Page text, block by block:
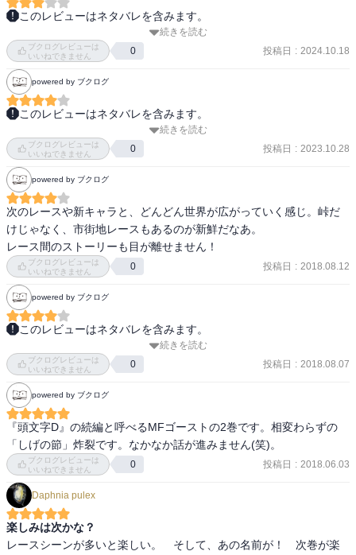
逃す。と思いきや失格が出て繰り上がりで決勝へ。
MFGはイニシャルDの進化形で公道最速理論の答えである。
決勝が始まり、夏向は14位でヤジキタ兄妹に迫る。
このレビューはネタバレを含みます。
主人公の実力を図りきれない周りが
主人公を心配し過ぎたり馬鹿にしたりするのが
イニDと同じだ。
ワンパターンでもあるし、安心感があるとも言える。
いきなりビンタを喰らわすヒロインが頭が悪過ぎてイライラする。
心配をかけられたと言って叩く理由にはならないし、
何故ホームステイ先の小娘に報告をする必要があるのか。
最低だという自覚があるのは結構だが
自分から暴力を振るっておいてピンチも何もないものだ。
ウィッグがあっても顔は丸出しで、
フルメイクで変えている感じもないのに
気づかない夏向も夏向。
本人の許しも無く本人が食べてもいない物を
しかも交換でも無く食べるのは普通に最低なのだが、
その光景を見て仲良しカップルだと思う
夏向もなかなかエキセントリックだ。
解説に小柏カイはちょっと面白い。
しかし賞品がわりに指名した女の子にキスさせるのは時代錯誤すぎ
て、本当に涼介が把握しているのだろうか。
続きを読む
ブクログレビューは
いいねできません
0 投稿日 : 2024.10.18
powered by ブクログ
このレビューはネタバレを含みます。
おぉギリギリで抜かれるのかってことは。。。そうだよね、失格者
だね。
目の前で引っ叩くのか、流石に気がつくだろうと思うけど、メイク
とかで印象が全然違うって設定らしい。
レースクイーンの存在自体はまだありえるかなっておもうけど、お
尻ズームアップとかセクハラ気味の質問とか流石にないだろうと思
っても、ツッコんではいけない
続きを読む
ブクログレビューは
いいねできません
0 投稿日 : 2023.10.28
powered by ブクログ
次のレースや新キャラと、どんどん世界が広がっていく感じ。峠だ
けじゃなく、市街地レースもあるのが新鮮だなあ。
レース間のストーリーも目が離せません！
ブクログレビューは
いいねできません
0 投稿日 : 2018.08.12
powered by ブクログ
このレビューはネタバレを含みます。
『頭文字D』ロスみたいな気分でいるので、癒される。トヨタ86は
ライトの変な形がどうしても好きになれないでいたのだけど、漫画
で読んでいたらだんだん好きになってきた。現行で買えるマニュア
ルのFR車などほんの数種類しかないので、ありがたく中古車を探し
て乗っておくべきなのかもしれない。
『頭文字D』はタイマンで走っていたけどこちらは15台のレースが
始まったため、登場人物と車の把握が大変だ。
続きを読む
ブクログレビューは
いいねできません
0 投稿日 : 2018.08.07
powered by ブクログ
『頭文字D』の続編と呼べるMFゴーストの2巻です。相変わらずの
「しげの節」炸裂です。なかなか話が進みません(笑)。
ブクログレビューは
いいねできません
0 投稿日 : 2018.06.03
Daphnia pulex
楽しみは次かな？
レースシーンが多いと楽しい。　そして、あの名前が！　次巻が楽